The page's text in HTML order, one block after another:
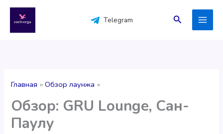
содержимому
Telegram Поиск
Главная Обзор лаунжа
Обзор: GRU Lounge, Сан-
Паулу